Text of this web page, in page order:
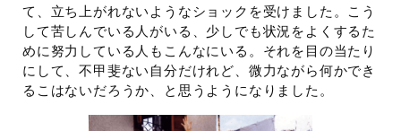
て、立ち上がれないようなショックを受けました。こう
して苦しんでいる人がいる、少しでも状況をよくするた
めに努力している人もこんなにいる。それを目の当たり
にして、不甲斐ない自分だけれど、微力ながら何かでき
るこはないだろうか、と思うようになりました。